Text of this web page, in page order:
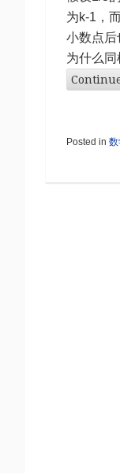
为k-1，
小数点后
为什么
Posted in